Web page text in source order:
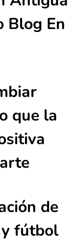
Blog En
que la
de
fútbol